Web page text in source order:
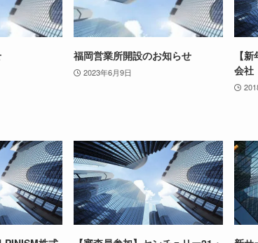
福岡営業所開設のお知らせ
2023年6月9日
【
会社